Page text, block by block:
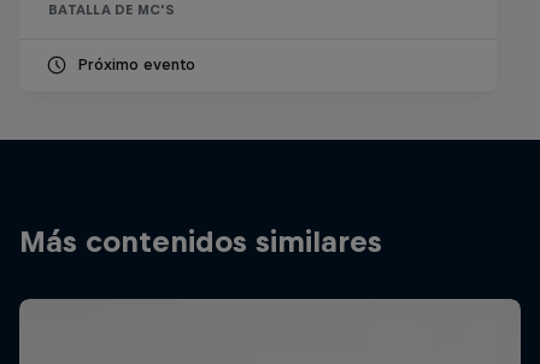
BATALLA DE MC'S
Próximo evento
Más contenidos similares